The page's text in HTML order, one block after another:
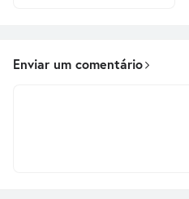
Enviar um comentário